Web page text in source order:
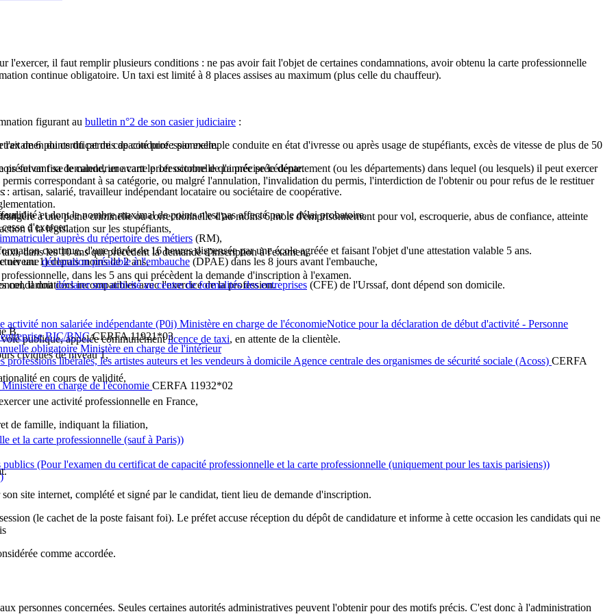
l'exercer, il faut remplir plusieurs conditions : ne pas avoir fait l'objet de certaines condamnations, avoir obtenu la carte professionnelle
continue obligatoire. Un taxi est limité à 8 places assises au maximum (plus celle du chauffeur).
figurant au bulletin n°2 de son casier judiciaire :
de 6 points du permis de conduire : par exemple conduite en état d'ivresse ou après usage de stupéfiants, excès de vitesse de plus de 50
correspondant à sa catégorie, ou malgré l'annulation, l'invalidation du permis, l'interdiction de l'obtenir ou pour refus de le restituer
à une peine criminelle ou correctionnelle d'au moins 6 mois d'emprisonnement pour vol, escroquerie, abus de confiance, atteinte
à la législation sur les stupéfiants,
dans les 10 ans qui précèdent la demande d'inscription à l'examen,
dans les 5 ans qui précèdent la demande d'inscription à l'examen.
du certificat de capacité professionnelle.
en fixe le calendrier avant le 1er octobre de l'année précédente.
:
et dont le nombre maximal de points n'est pas affecté par le délai probatoire,
niveau 1) depuis moins de 2 ans,
condamnations incompatibles avec l'exercice de la profession.
B,
civiques de niveau 1,
en cours de validité,
une activité professionnelle en France,
de famille, indiquant la filiation,
site internet, complété et signé par le candidat, tient lieu de demande d'inscription.
(le cachet de la poste faisant foi). Le préfet accuse réception du dépôt de candidature et informe à cette occasion les candidats qui ne
comme accordée.
personnes concernées. Seules certaines autorités administratives peuvent l'obtenir pour des motifs précis. C'est donc à l'administration
suivant sa demande, une carte professionnelle qui précise le département (ou les départements) dans lequel (ou lesquels) il peut exercer
d'exercer.
continue, d'une durée de 16 heures dispensée par une école agréée et faisant l'objet d'une attestation valable 5 ans.
artisan, salarié, travailleur indépendant locataire ou sociétaire de coopérative.
:
auprès du répertoire des métiers (RM),
unedéclaration préalable à l'embauche (DPAE) dans les 8 jours avant l'embauche,
il doitdéclarer son activité au centre de formalités des entreprises (CFE) de l'Urssaf, dont dépend son domicile.
publique, appelée communémentlicence de taxi, en attente de la clientèle.
non salariée indépendante (P0i) Ministère en charge de l'économieNotice pour la déclaration de début d'activité - Personne
BIC/BNCCERFA 11921*03
obligatoire Ministère en charge de l'intérieur
libérales, les artistes auteurs et les vendeurs à domicile Agence centrale des organismes de sécurité sociale (Acoss) CERFA
en charge de l'économie CERFA 11932*02
et la carte professionnelle (sauf à Paris))
publics (Pour l'examen du certificat de capacité professionnelle et la carte professionnelle (uniquement pour les taxis parisiens))